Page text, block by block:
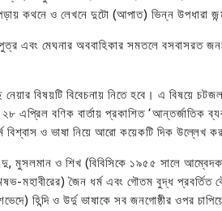
পড়ায় কথনে ও লেখনে দুটো (আপাত) ভিন্ন উপধারা
এবং মেঘনার অববাহিকার সমতলে বসবাসরত
নেয়ার বিষয়টি বিবেচনায় নিতে হবে। এ বিষয়ে
এপ্রিল বণিক বার্তায় প্রকাশিত ‘আন্তর্জাতিক
বিশ্বাস ও ভাষা নিয়ে আরো কয়েকটি দিক উল্লেখ
মুসলমান ও শিখ (বিবিসিকে ১৯৫৫ সালে
মহাবীরের) জৈন ধর্ম এবং গৌতম বুদ্ধ প্রবর্তিত
হিন্দি ও উর্দু ভাষাকে সব জনগোষ্ঠীর ওপর